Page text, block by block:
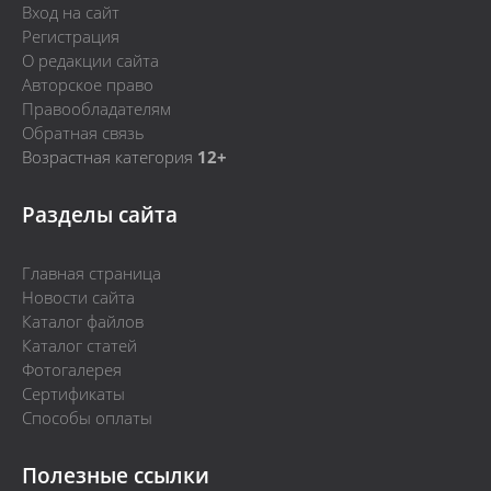
Вход на сайт
Регистрация
О редакции сайта
Авторское право
Правообладателям
Обратная связь
Возрастная категория 12+
Разделы сайта
Главная страница
Новости сайта
Каталог файлов
Каталог статей
Фотогалерея
Сертификаты
Способы оплаты
Полезные ссылки